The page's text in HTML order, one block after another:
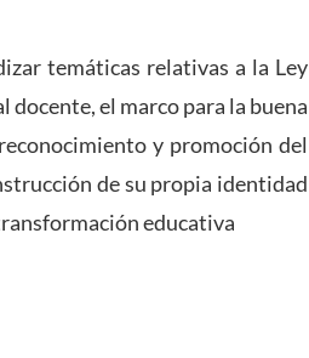
temáticas relativas a la Ley
el marco para la buena
y promoción del
de su propia identidad
educativa